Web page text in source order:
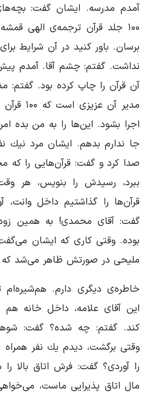
آمدم مدرسه. ایشان گفت:
۱۰۰ جلد قرآن ترجمه‌ی الهی
نداشت. گفتم: چشم آقا. آمدم
آن قرآن را چاپ كرده بود. گفتم:
مدیر آن
اجرا بشود. این‌ها را به من بده
جا ندارم بدهم. ایشان مرد نیك
صدا كرد و گفت: قرآن‌هایی را كه
ببرد، رسیدش را بنویس، هر
قرآن‌ها را گذاشتیم داخل وانت،
گفت: آقای محمدی! به همین
بوده. وقتی كاری كه ایشان
ملیحی در صورتش ظاهر می‌شد كه
خاطره‌ی دیگری دارم.
این آقای علامه، داخل خانه
كند. گفتم: چه شده؟ گفت:
وقتی برگشت، دیدم یك نفر
را آوردی؟ گفت: فرش اتاق بالا
مال اتاق پذیرایی ماست،